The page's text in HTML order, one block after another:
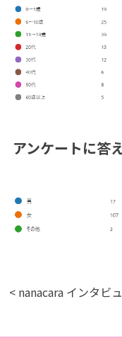
アンケートに答
< nanacara インタビ